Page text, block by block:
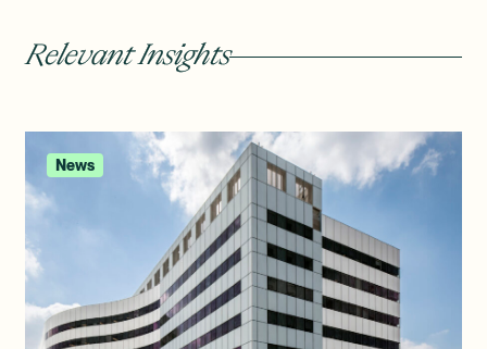
Relevant Insights
News